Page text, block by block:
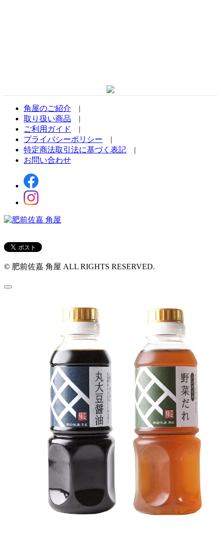
角屋のご紹介 |
取り扱い商品 |
ご利用ガイド
|
プライバシーポリシー |
特定商法取引法に基づく表記 |
お問い合わせ
© 肥前佐嘉 角屋 ALL RIGHTS RESERVED.